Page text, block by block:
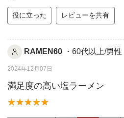
役に立った レビューを共有
RAMEN60 ・60代以上/男性
2024年12月07日
満足度の高い塩ラーメン